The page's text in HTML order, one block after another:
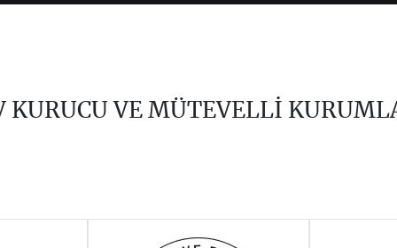
KURUCU VE MÜTEVELLİ